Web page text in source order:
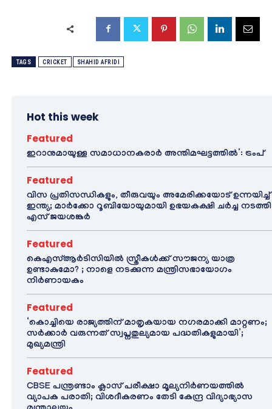
TAGS CRICKET SHAHID AFRIDI
Hot this week
Featured
ഇറാനുമായുള്ള സമാധാനകരാർ അന്തിമഘട്ടത്തിൽ‌’: ട്രംപ്
Featured
വിസ പ്രതിസന്ധികളും, തീരുവയും അമേരിക്കയോട് ഉന്നയിച്ച്
ഇന്ത്യ; മാർക്കോ റൂബിയോയുമായി ഉഭയകക്ഷി ചർച്ച നടത്തി
എസ് ജയശങ്കർ
Featured
കെഎസ്ആർടിസിയിൽ സ്ത്രീകൾക്ക് സൗജന്യ യാത്ര
ഉണ്ടാകുമോ? ; നാളെ നടക്കുന്ന മന്ത്രിസഭായോഗം
നിർണായകം
Featured
‘കൊച്ചിയെ രാജ്യത്തിന് മാതൃകയായ നഗരമാക്കി മാറ്റണം;
സർക്കാർ വരുന്നത് സ്വപ്നതുല്യമായ പദ്ധതികളുമായി’;
മുഖ്യമന്ത്രി
Featured
CBSE പന്ത്രണ്ടാം ക്ലാസ് പരീക്ഷാ മൂല്യനിർണയത്തിൽ
വ്യാപക പരാതി; വിശദീകരണം തേടി കേന്ദ്ര വിദ്യാഭ്യാസ